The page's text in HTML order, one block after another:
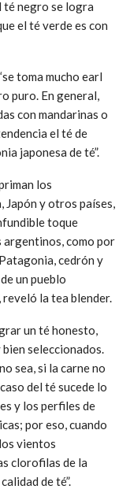
té negro se logra
el té verde es con
toma mucho earl
puro. En general,
con mandarinas o
el té de
japonesa de té”.
los
y otros países,
toque
argentinos, como por
cedrón y
un pueblo
reveló la tea blender.
un té honesto,
seleccionados.
sea, si la carne no
del té sucede lo
y los perfiles de
por eso, cuando
vientos
clorofilas de la
de té”.